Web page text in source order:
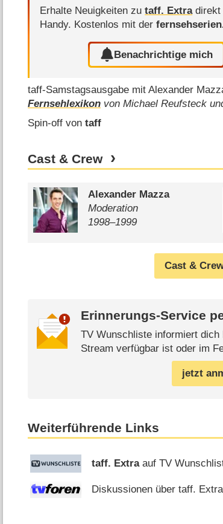
Erhalte Neuigkeiten zutaff. Extradirekt
Handy. Kostenlos mit der
Benachrichtige mich
taff-Samstagsausgabe mit Alexander
Fernsehlexikon von Michael Reufsteck
Spin-off vontaff
Cast & Crew
Alexander Mazza
Moderation
1998⁠–⁠1999
Cast &
Erinnerungs-Service
TV Wunschliste informiert dich
Stream verfügbar ist oder im
jetzt
Weiterführende Links
taff. Extraauf TV
Diskussionen über taff.